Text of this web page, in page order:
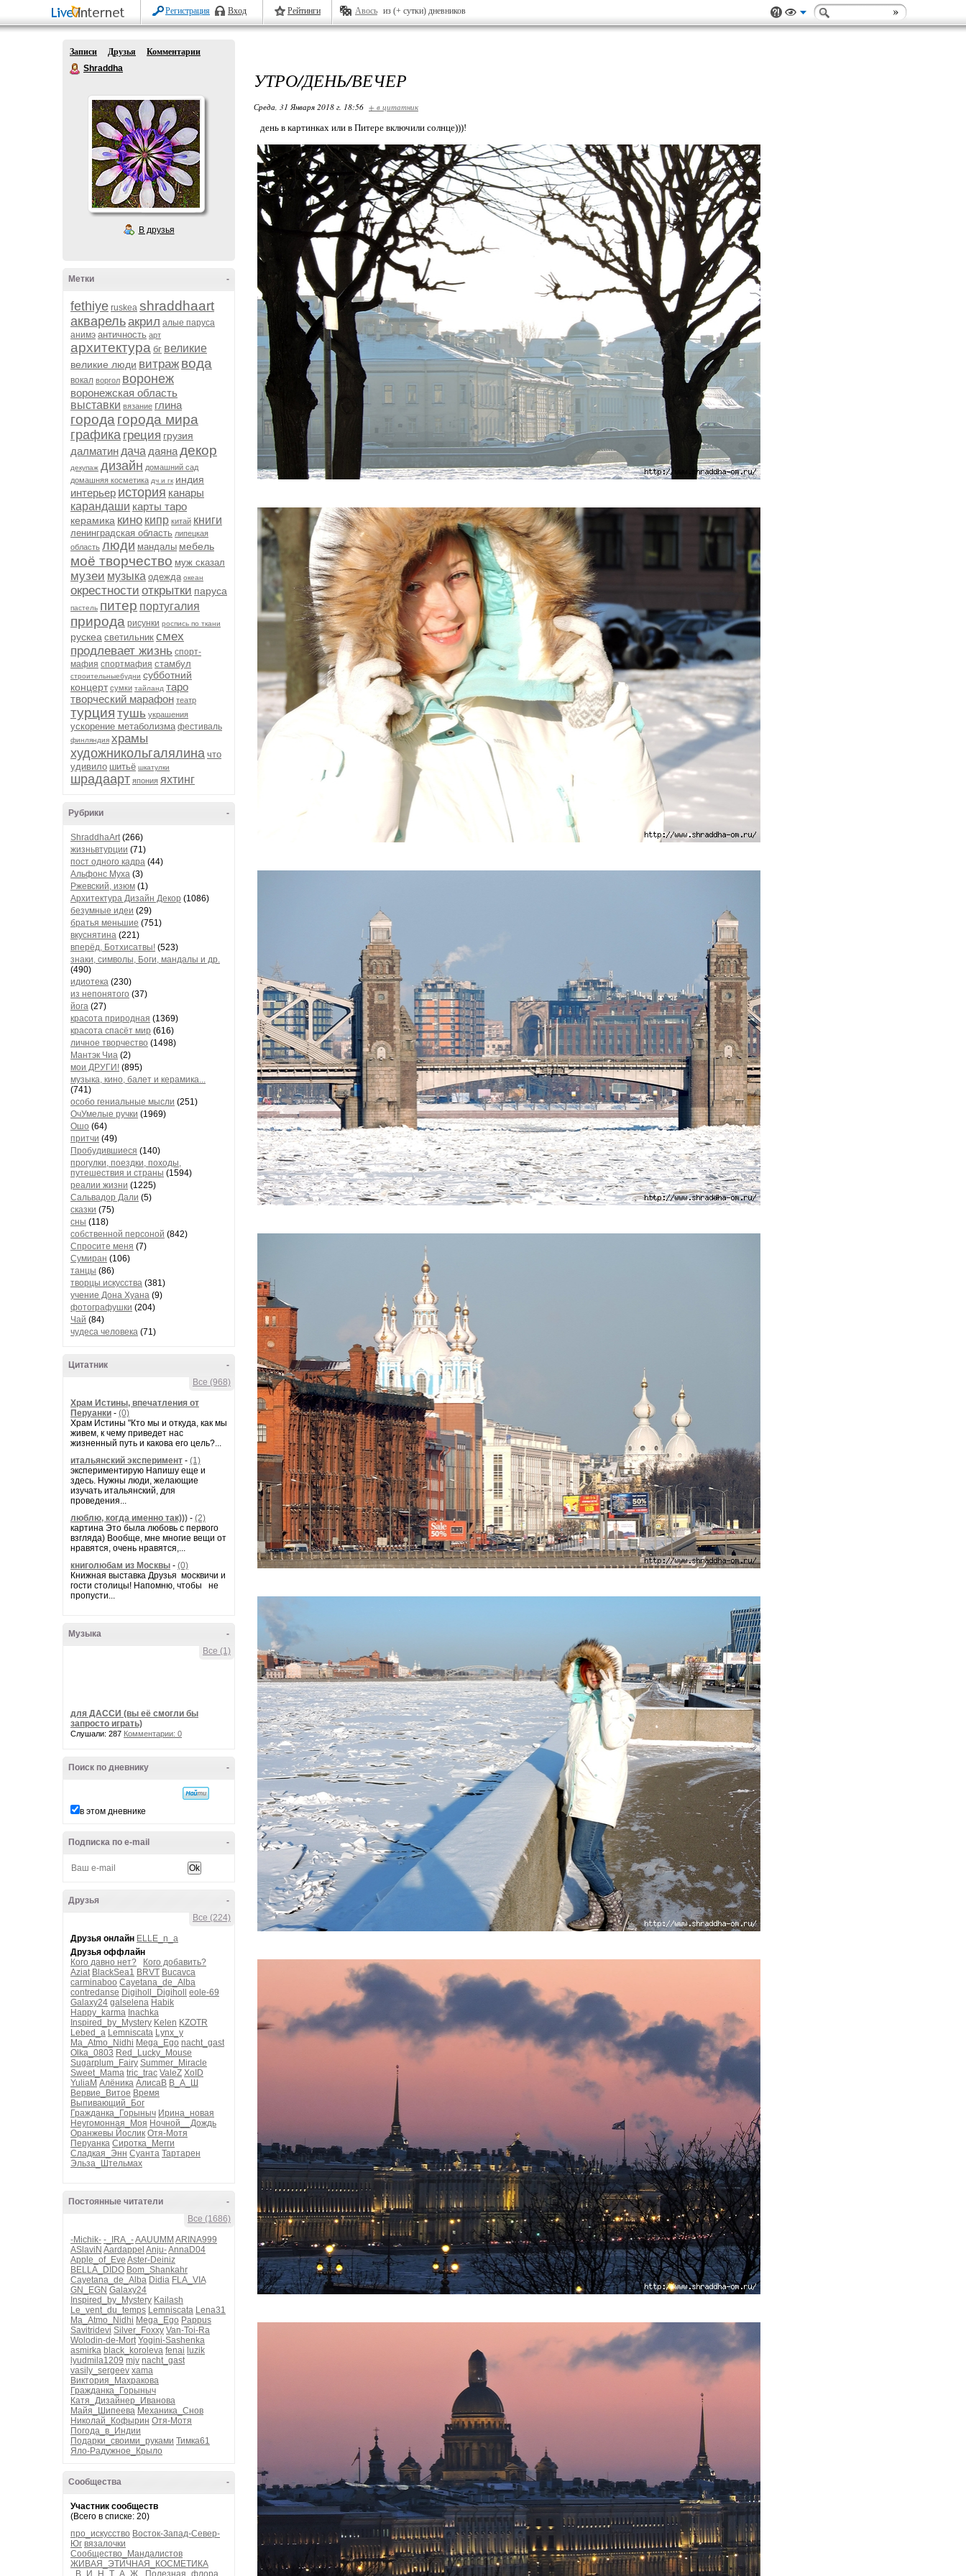
Регистрация Вход Рейтинги Авось из (+ сутки) дневников
Записи Друзья
Комментарии
Shraddha
В друзья
-
Метки
fethiye ruskea shraddhaart
акварельакрил алые паруса
анимэ античность арт
архитектура бг великие
великие люди витраж вода
вокал воргол воронеж
воронежская область
выставки вязание глина
города города мира
графика греция грузия
далматин дача даянадекор
декупаж дизайн домашний сад
домашняя косметика дч и гк индия
интерьер история канары
карандаши карты таро
керамика кино кипр китай книги
ленинградская область липецкая
область люди мандалы мебель
моё творчество муж сказал
музеи музыка одежда океан
окрестности открытки паруса
пастель питер португалия
природа рисунки роспись по ткани
рускеа светильник смех
продлевает жизнь спорт-
мафия спортмафия стамбул
строительныебудни субботний
концерт сумки тайланд таро
творческий марафон театр
турция тушь украшения
ускорение метаболизма фестиваль
финляндия храмы
художникольгалялина что
удивило шитьё шкатулки
шрадаарт япония яхтинг
-
Рубрики
ShraddhaArt(266)
жизньвтурции (71)
пост одного кадра (44)
Альфонс Муха (3)
Ржевский, изюм (1)
Архитектура Дизайн Декор (1086)
безумные идеи (29)
братья меньшие (751)
вкуснятина (221)
вперёд, Ботхисатвы! (523)
знаки, символы, Боги, мандалы и др.
(490)
идиотека (230)
из непонятого (37)
йога (27)
красота природная (1369)
красота спасёт мир (616)
личное творчество (1498)
Мантэк Чиа (2)
мои ДРУГИ! (895)
музыка, кино, балет и керамика...
(741)
особо гениальные мысли (251)
ОчУмелые ручки (1969)
Ошо (64)
притчи (49)
Пробудившиеся (140)
прогулки, поездки, походы,
путешествия и страны (1594)
реалии жизни (1225)
Сальвадор Дали (5)
сказки (75)
сны (118)
собственной персоной (842)
Спросите меня (7)
Сумиран (106)
танцы (86)
творцы искусства (381)
учение Дона Хуана (9)
фотографушки (204)
Чай (84)
чудеса человека (71)
-
Цитатник
Все (968)
Храм Истины, впечатления от
Перуанки - (0)
Храм Истины "Кто мы и откуда, как мы
живем, к чему приведет нас
жизненный путь и какова его цель?...
итальянский эксперимент - (1)
экспериментирую Напишу еще и
здесь. Нужны люди, желающие
изучать итальянский, для
проведения...
люблю, когда именно так))) - (2)
картина Это была любовь с первого
взгляда) Вообще, мне многие вещи от
нравятся, очень нравятся,...
книголюбам из Москвы - (0)
Книжная выставка Друзья москвичи и
гости столицы! Напомню, чтобы не
пропусти...
-
Музыка
Все (1)
для ДАССИ (вы её смогли бы
запросто играть)
Слушали: 287 Комментарии: 0
-
Поиск по дневнику
в этом дневнике
-
Подписка по e-mail
-
Друзья
Все (224)
Друзья онлайн ELLE_n_a
Друзья оффлайн
Кого давно нет?
Кого добавить?
Aziat BlackSea1 BRVT Bucavca
carminaboo Cayetana_de_Alba
contredanse Digiholl_Digiholl
eole-69
Galaxy24 galselena Habik
Happy_karma Inachka
Inspired_by_Mystery Kelen KZOTR
Lebed_a Lemniscata Lynx_y
Ma_Atmo_Nidhi Mega_Ego nacht_gast
Olka_0803 Red_Lucky_Mouse
Sugarplum_Fairy Summer_Miracle
Sweet_Mama tric_trac ValeZ XoID
YuliaM Алёника АлисаВ В_А_Ш
Вервие_Витое Время
Выпивающий_Бог
Гражданка_Горыныч Ирина_новая
Неугомонная_Моя Ночной__Дождь
Оранжевы Йослик Отя-Мотя
Перуанка Сиротка_Мегги
Сладкая_Энн Суанта Тартарен
Эльза_Штельмах
-
Постоянные читатели
Все (1686)
-Michik- -_IRA_-AAUUMM ARINA999
ASlaviN Aardappel Anju-AnnaD04
Apple_of_Eve Aster-Deiniz
BELLA_DIDO Bom_Shankahr
Cayetana_de_Alba Didia FLA_VIA
GN_EGN Galaxy24
Inspired_by_Mystery Kailash
Le_vent_du_temps Lemniscata Lena31
Ma_Atmo_Nidhi Mega_Ego Pappus
Savitridevi Silver_Foxxy Van-Toi-Ra
Wolodin-de-Mort Yogini-Sashenka
asmirka black_koroleva fenai luzik
lyudmila1209 mjv nacht_gast
vasily_sergeev xama
Виктория_Махракова
Гражданка_Горыныч
Катя_Дизайнер_Иванова
Майя_Шипеева Механика_Снов
Николай_Кофырин Отя-Мотя
Погода_в_Индии
Подарки_своими_руками Тимка61
Яло-Радужное_Крыло
-
Сообщества
Участник сообществ
(Всего в списке: 20)
про_искусство Восток-Запад-Север-
Юг вязалочки
Сообщество_Мандалистов
ЖИВАЯ_ЭТИЧНАЯ_КОСМЕТИКА
_В_И_Н_Т_А_Ж_
Полезная_флора
УТРО/ДЕНЬ/ВЕЧЕР
Среда, 31 Января 2018 г. 18:56 + в цитатник
день в картинках или в Питере включили солнце)))!